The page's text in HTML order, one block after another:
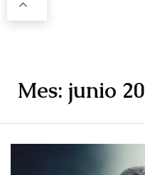
Mes: junio